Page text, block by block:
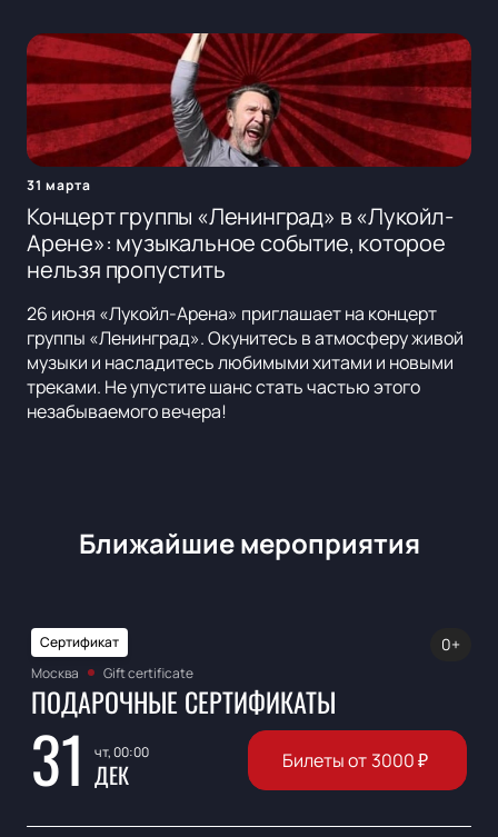
31 марта
Концерт группы «Ленинград» в «Лукойл-
Арене»: музыкальное событие, которое
нельзя пропустить
26 июня «Лукойл-Арена» приглашает на концерт
группы «Ленинград». Окунитесь в атмосферу живой
музыки и насладитесь любимыми хитами и новыми
треками. Не упустите шанс стать частью этого
незабываемого вечера!
Ближайшие мероприятия
Сертификат
Москва
Gift certificate
ПОДАРОЧНЫЕ СЕРТИФИКАТЫ
31 чт, 00:00
ДЕК
0+
Билеты от 3000₽